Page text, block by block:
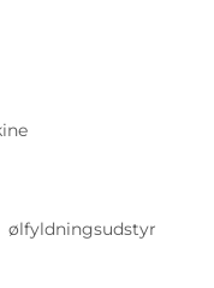
ølfyldningsudstyr